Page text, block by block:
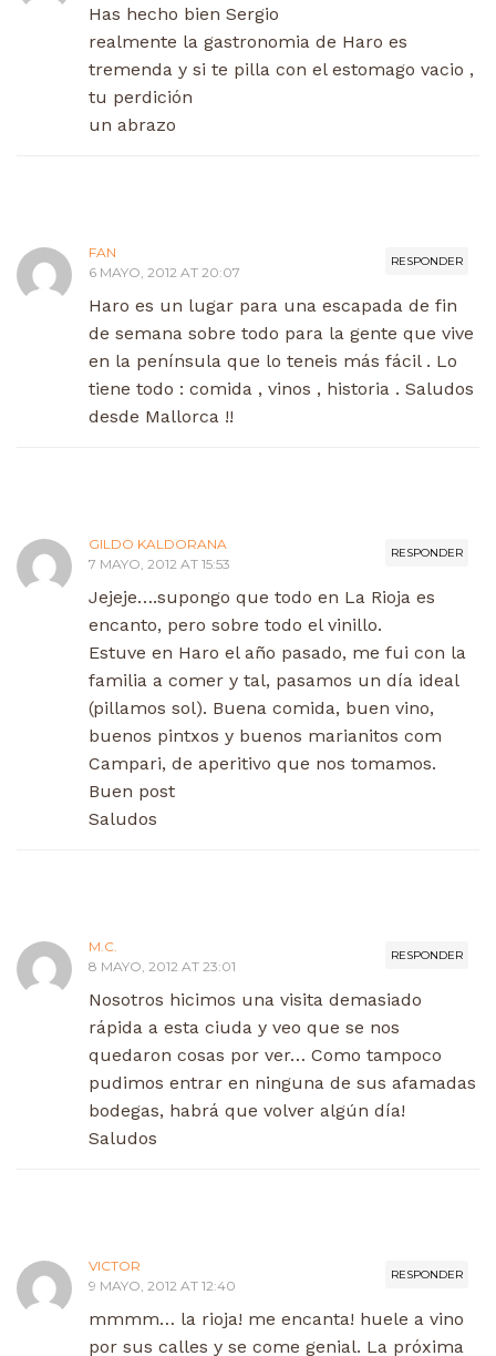
Has hecho bien Sergio
realmente la gastronomia de Haro es
tremenda y si te pilla con el estomago vacio ,
tu perdición
un abrazo
RESPONDER
FAN
6 MAYO, 2012 AT 20:07
Haro es un lugar para una escapada de fin
de semana sobre todo para la gente que vive
en la península que lo teneis más fácil . Lo
tiene todo : comida , vinos , historia . Saludos
desde Mallorca !!
RESPONDER
GILDO KALDORANA
7 MAYO, 2012 AT 15:53
Jejeje….supongo que todo en La Rioja es
encanto, pero sobre todo el vinillo.
Estuve en Haro el año pasado, me fui con la
familia a comer y tal, pasamos un día ideal
(pillamos sol). Buena comida, buen vino,
buenos pintxos y buenos marianitos com
Campari, de aperitivo que nos tomamos.
Buen post
Saludos
RESPONDER
M.C.
8 MAYO, 2012 AT 23:01
Nosotros hicimos una visita demasiado
rápida a esta ciuda y veo que se nos
quedaron cosas por ver… Como tampoco
pudimos entrar en ninguna de sus afamadas
bodegas, habrá que volver algún día!
Saludos
RESPONDER
VICTOR
9 MAYO, 2012 AT 12:40
mmmm… la rioja! me encanta! huele a vino
por sus calles y se come genial. La próxima